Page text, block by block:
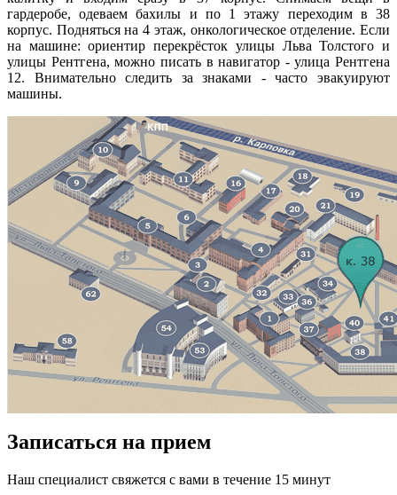
гардеробе, одеваем бахилы и по 1 этажу переходим в 38
корпус. Подняться на 4 этаж, онкологическое отделение. Если
на машине: ориентир перекрёсток улицы Льва Толстого и
улицы Рентгена, можно писать в навигатор - улица Рентгена
12. Внимательно следить за знаками - часто эвакуируют
машины.
Записаться на прием
Наш специалист свяжется с вами в течение 15 минут